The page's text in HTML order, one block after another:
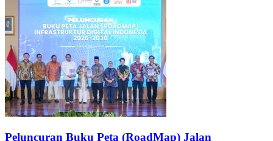
Peluncuran Buku Peta (RoadMap) Jalan